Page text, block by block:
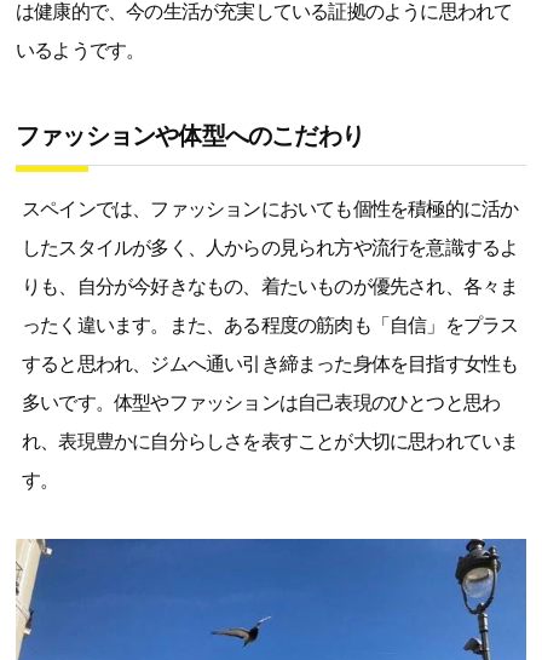
は健康的で、今の生活が充実している証拠のように思われて
いるようです。
ファッションや体型へのこだわり
スペインでは、ファッションにおいても個性を積極的に活か
したスタイルが多く、人からの見られ方や流行を意識するよ
りも、自分が今好きなもの、着たいものが優先され、各々ま
ったく違います。また、ある程度の筋肉も「自信」をプラス
すると思われ、ジムへ通い引き締まった身体を目指す女性も
多いです。体型やファッションは自己表現のひとつと思わ
れ、表現豊かに自分らしさを表すことが大切に思われていま
す。